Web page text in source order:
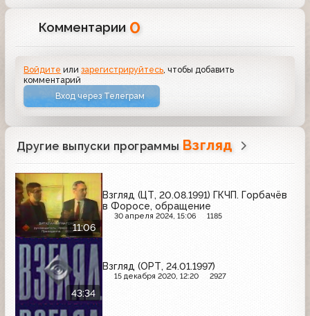
Комментарии 0
Войдите илизарегистрируйтесь, чтобы добавить
комментарий
Вход через Телеграм
Другие выпуски программы Взгляд
11:06
Взгляд (ЦТ, 20.08.1991) ГКЧП. Горбачёв
в Форосе, обращение
30 апреля 2024, 15:06 1185
43:34
Взгляд (ОРТ, 24.01.1997)
15 декабря 2020, 12:20 2927